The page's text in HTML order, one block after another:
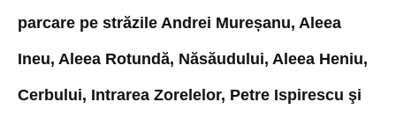
parcare pe străzile Andrei Mureșanu, Aleea
Ineu, Aleea Rotundă, Năsăudului, Aleea Heniu,
Cerbului, Intrarea Zorelelor, Petre Ispirescu şi